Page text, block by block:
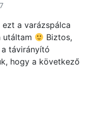
a varázspálca
utáltam
Biztos,
távirányító
hogy a következő